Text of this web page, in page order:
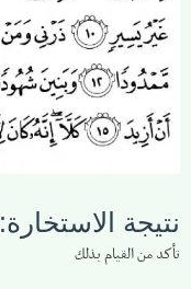
نتيجة الاستخارة:
تأكد من القيام بذلك